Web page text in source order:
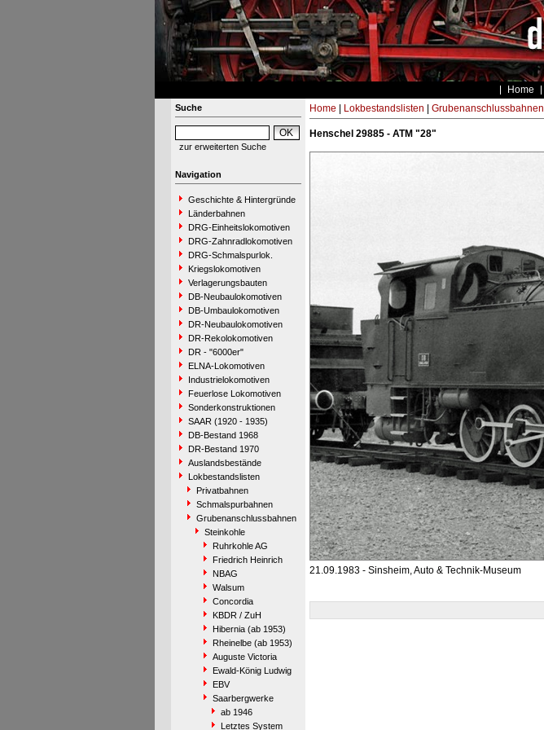
Home
Suche
zur erweiterten Suche
Navigation
Geschichte & Hintergründe
Länderbahnen
DRG-Einheitslokomotiven
DRG-Zahnradlokomotiven
DRG-Schmalspurlok.
Kriegslokomotiven
Verlagerungsbauten
DB-Neubaulokomotiven
DB-Umbaulokomotiven
DR-Neubaulokomotiven
DR-Rekolokomotiven
DR - "6000er"
ELNA-Lokomotiven
Industrielokomotiven
Feuerlose Lokomotiven
Sonderkonstruktionen
SAAR (1920 - 1935)
DB-Bestand 1968
DR-Bestand 1970
Auslandsbestände
Lokbestandslisten
Privatbahnen
Schmalspurbahnen
Grubenanschlussbahnen
Steinkohle
Ruhrkohle AG
Friedrich Heinrich
NBAG
Walsum
Concordia
KBDR / ZuH
Hibernia (ab 1953)
Rheinelbe (ab 1953)
Auguste Victoria
Ewald-König Ludwig
EBV
Saarbergwerke
ab 1946
Letztes System
Home Lokbestandslisten Grubenanschlussbahnen
Henschel 29885 - ATM "28"
21.09.1983 - Sinsheim, Auto & Technik-Museum